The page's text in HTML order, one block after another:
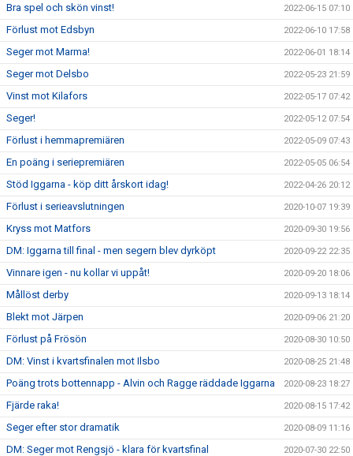
Bra spel och skön vinst! 2022-06-15 07:10
Förlust mot Edsbyn 2022-06-10 17:58
Seger mot Marma! 2022-06-01 18:14
Seger mot Delsbo 2022-05-23 21:59
Vinst mot Kilafors 2022-05-17 07:42
Seger! 2022-05-12 07:54
Förlust i hemmapremiären 2022-05-09 07:43
En poäng i seriepremiären 2022-05-05 06:54
Stöd Iggarna - köp ditt årskort idag! 2022-04-26 20:12
Förlust i serieavslutningen 2020-10-07 19:39
Kryss mot Matfors 2020-09-30 19:56
DM: Iggarna till final - men segern blev dyrköpt 2020-09-22 22:35
Vinnare igen - nu kollar vi uppåt! 2020-09-20 18:06
Mållöst derby 2020-09-13 18:14
Blekt mot Järpen 2020-09-06 21:20
Förlust på Frösön 2020-08-30 10:50
DM: Vinst i kvartsfinalen mot Ilsbo 2020-08-25 21:48
Poäng trots bottennapp - Alvin och Ragge räddade Iggarna 2020-08-23 18:27
Fjärde raka! 2020-08-15 17:42
Seger efter stor dramatik 2020-08-09 11:16
DM: Seger mot Rengsjö - klara för kvartsfinal 2020-07-30 22:50